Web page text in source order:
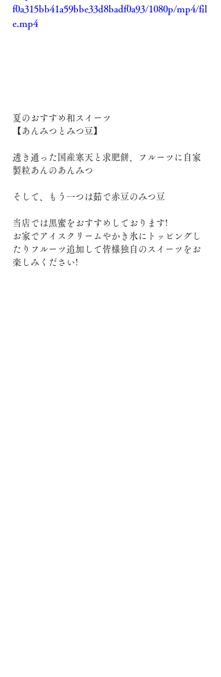
f0a315bb41a59bbe33d8badf0a93/1080p/mp4/fil
e.mp4
夏のおすすめ和スイーツ
【あんみつとみつ豆】
透き通った国産寒天と求肥餅、フルーツに自家
製粒あんのあんみつ
そして、もう一つは茹で赤豆のみつ豆
当店では黒蜜をおすすめしております!
お家でアイスクリームやかき氷にトッピングし
たりフルーツ追加して皆様独自のスイーツをお
楽しみください!